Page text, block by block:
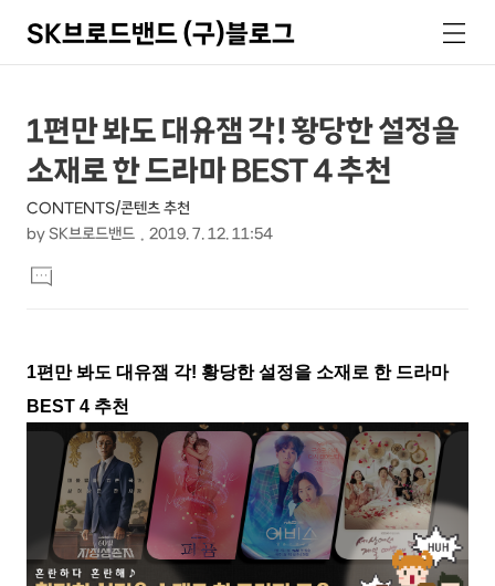
SK브로드밴드 (구)블로그
색
메
뉴
상
세
컨
텐
츠
본
문
제
목
1편만 봐도 대유잼 각! 황당한 설정을
소재로 한 드라마 BEST 4 추천
CONTENTS/콘텐츠 추천
by SK브로드밴드 2019. 7. 12. 11:54
문
댓
글
1편만 봐도 대유잼 각! 황당한 설정을 소재로 한 드라마
BEST 4 추천